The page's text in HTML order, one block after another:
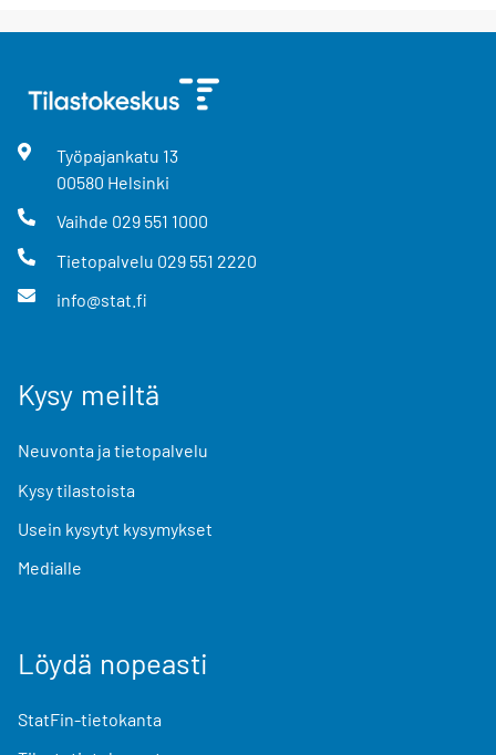
Työpajankatu 13
00580 Helsinki
Vaihde 029 551 1000
Tietopalvelu 029 551 2220
info@stat.fi
Kysy meiltä
Neuvonta ja tietopalvelu
Kysy tilastoista
Usein kysytyt kysymykset
Medialle
Löydä nopeasti
StatFin-tietokanta